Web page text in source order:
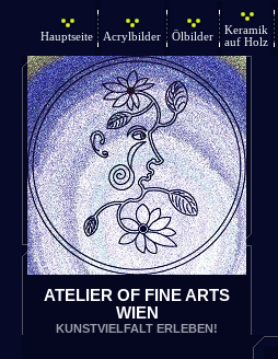
Hauptseite Acrylbilder Ölbilder
Keramik
auf Holz
ATELIER OF FINE ARTS
WIEN
KUNSTVIELFALT ERLEBEN!